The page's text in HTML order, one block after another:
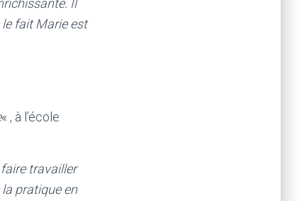
Il
fait Marie est
« , à l’école
travailler
pratique en